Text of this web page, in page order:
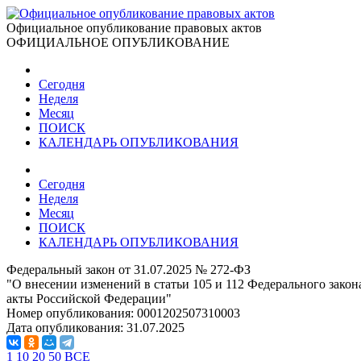
Официальное опубликование правовых актов
ОФИЦИАЛЬНОЕ ОПУБЛИКОВАНИЕ
Сегодня
Неделя
Месяц
ПОИСК
КАЛЕНДАРЬ ОПУБЛИКОВАНИЯ
Сегодня
Неделя
Месяц
ПОИСК
КАЛЕНДАРЬ ОПУБЛИКОВАНИЯ
Федеральный закон от 31.07.2025 № 272-ФЗ
"О внесении изменений в статьи 105 и 112 Федерального
акты Российской Федерации"
Номер опубликования: 0001202507310003
Дата опубликования: 31.07.2025
1 10 20 50 ВСЕ